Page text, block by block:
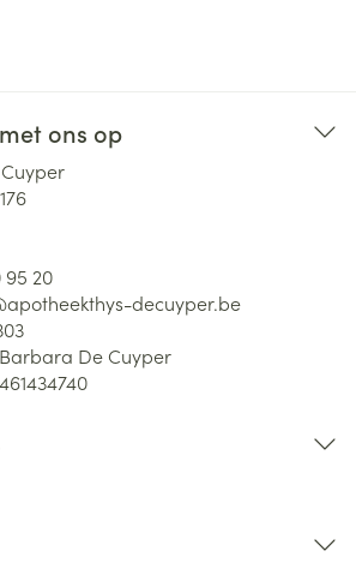
ons op
95 20
apotheekthys-decuyper.be
Barbara De Cuyper